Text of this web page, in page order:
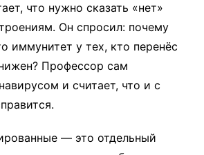
что нужно сказать «нет»
Он спросил: почему
иммунитет у тех, кто перенёс
Профессор сам
и считает, что и с
— это отдельный